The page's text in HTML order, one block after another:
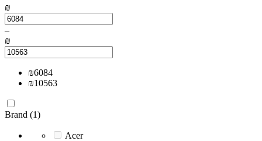
₪
–
₪
₪6084
₪10563
Brand (1)
Acer